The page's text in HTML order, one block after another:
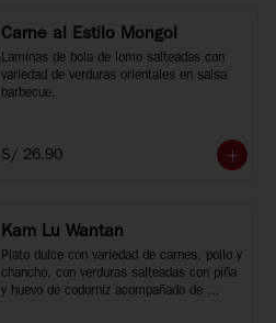
Carne al Estilo Mongol
Laminas de bola de lomo salteadas con
variedad de verduras orientales en salsa
barbecue.
S/ 26.90
Kam Lu Wantan
Plato dulce con variedad de carnes, pollo y
chancho, con verduras salteadas con piña
y huevo de codorniz acompañado de